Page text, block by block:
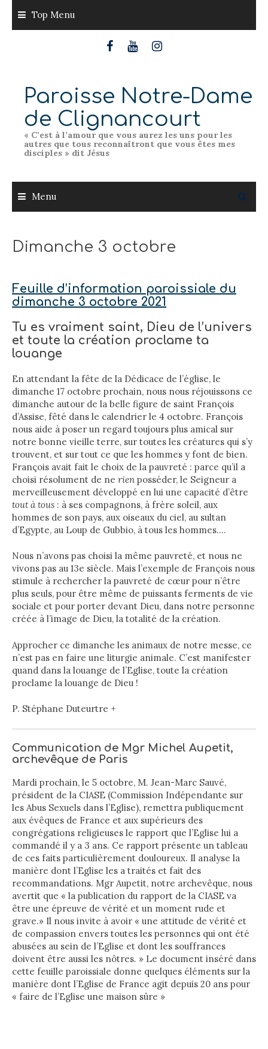
content
Top Menu
Paroisse Notre-Dame
de Clignancourt
« C’est à l’amour que vous aurez les uns pour les
autres que tous reconnaîtront que vous êtes mes
disciples » dit Jésus
Menu
Dimanche 3 octobre
Feuille d’information paroissiale du
dimanche 3 octobre 2021
Tu es vraiment saint, Dieu de l’univers
et toute la création proclame ta
louange
En attendant la fête de la Dédicace de l’église, le
dimanche 17 octobre prochain, nous nous réjouissons ce
dimanche autour de la belle figure de saint François
d’Assise, fêté dans le calendrier le 4 octobre. François
nous aide à poser un regard toujours plus amical sur
notre bonne vieille terre, sur toutes les créatures qui s’y
trouvent, et sur tout ce que les hommes y font de bien.
François avait fait le choix de la pauvreté : parce qu’il a
choisi résolument de ne rien posséder, le Seigneur a
merveilleusement développé en lui une capacité d’être
tout à tous : à ses compagnons, à frère soleil, aux
hommes de son pays, aux oiseaux du ciel, au sultan
d’Egypte, au Loup de Gubbio, à tous les hommes….
Nous n’avons pas choisi la même pauvreté, et nous ne
vivons pas au 13e siècle. Mais l’exemple de François nous
stimule à rechercher la pauvreté de cœur pour n’être
plus seuls, pour être même de puissants ferments de vie
sociale et pour porter devant Dieu, dans notre personne
créée à l’image de Dieu, la totalité de la création.
Approcher ce dimanche les animaux de notre messe, ce
n’est pas en faire une liturgie animale. C’est manifester
quand dans la louange de l’Eglise, toute la création
proclame la louange de Dieu !
P. Stéphane Duteurtre +
Communication de Mgr Michel Aupetit,
archevêque de Paris
Mardi prochain, le 5 octobre, M. Jean-Marc Sauvé,
président de la CIASE (Commission Indépendante sur
les Abus Sexuels dans l’Eglise), remettra publiquement
aux évêques de France et aux supérieurs des
congrégations religieuses le rapport que l’Eglise lui a
commandé il y a 3 ans. Ce rapport présente un tableau
de ces faits particulièrement douloureux. Il analyse la
manière dont l’Eglise les a traités et fait des
recommandations. Mgr Aupetit, notre archevêque, nous
avertit que « la publication du rapport de la CIASE va
être une épreuve de vérité et un moment rude et
grave.» Il nous invite à avoir « une attitude de vérité et
de compassion envers toutes les personnes qui ont été
abusées au sein de l’Eglise et dont les souffrances
doivent être aussi les nôtres. » Le document inséré dans
cette feuille paroissiale donne quelques éléments sur la
manière dont l’Eglise de France agit depuis 20 ans pour
« faire de l’Eglise une maison sûre »